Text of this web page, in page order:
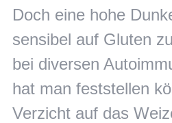
Doch eine hohe
sensibel auf Gluten
bei diversen
hat man feststellen
Verzicht auf das